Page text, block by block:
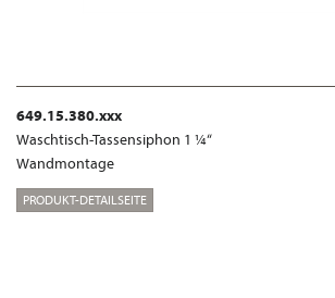
649.15.380.xxx
Waschtisch-Tassensiphon 1 ¼“
Wandmontage
PRODUKT-DETAILSEITE